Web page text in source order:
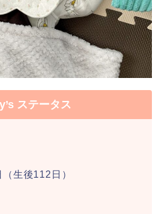
ステータス
生後112日）